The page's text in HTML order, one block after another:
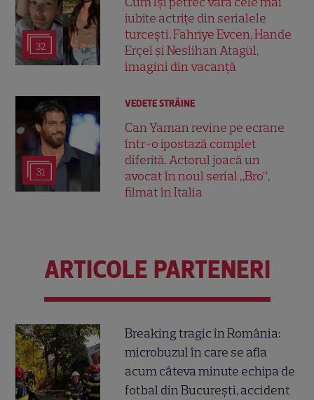
32
iubite actrițe din serialele
turcești. Fahriye Evcen, Hande
Erçel și Neslihan Atagül,
imagini din vacanță
31
VEDETE STRĂINE
Can Yaman revine pe ecrane
într-o ipostază complet
diferită. Actorul joacă un
avocat în noul serial „Bro”,
filmat în Italia
ARTICOLE PARTENERI
Breaking tragic în România:
microbuzul în care se afla
acum câteva minute echipa de
fotbal din București, accident